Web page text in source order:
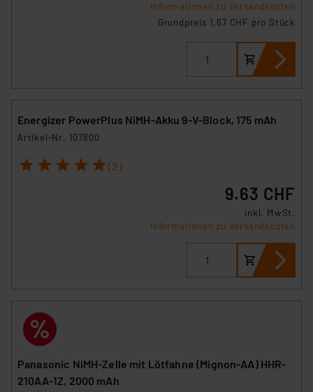
Informationen zu Versandkosten
Grundpreis 1.67 CHF pro Stück
Energizer PowerPlus NiMH-Akku 9-V-Block, 175 mAh
Artikel-Nr. 107800
1 2 3 4 5 (2)
9.63 CHF
inkl. MwSt.
Informationen zu Versandkosten
Panasonic NiMH-Zelle mit Lötfahne (Mignon-AA) HHR-
210AA-1Z, 2000 mAh